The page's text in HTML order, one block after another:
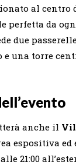
al centro
perfetta da
due
una torre
anche il
espositiva
21:00